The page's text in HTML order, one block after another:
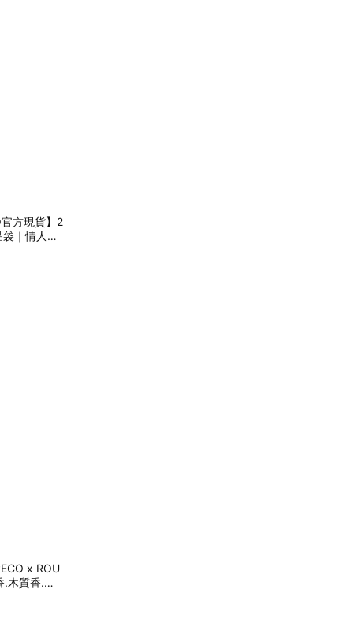
方現貨】2
｜情人節
香氛.女
x ROU
木質香.中
人節禮物